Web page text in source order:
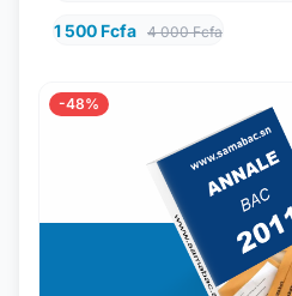
1 500 Fcfa 4 000 Fcfa
-48%